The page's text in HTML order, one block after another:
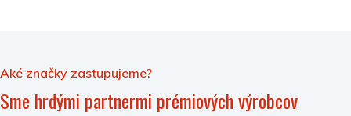
Aké značky zastupujeme?
Sme hrdými partnermi prémiových výrobcov